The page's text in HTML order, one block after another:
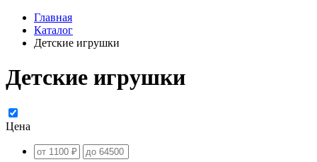
Главная
Каталог
Детские игрушки
Детские игрушки
Цена